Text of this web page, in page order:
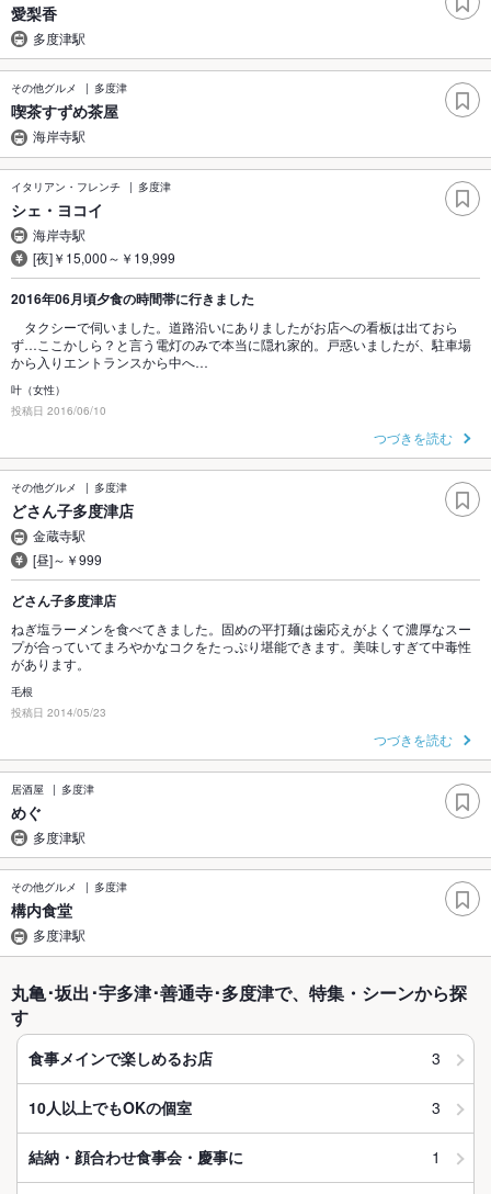
愛梨香
多度津駅
その他グルメ 多度津
喫茶すずめ茶屋
海岸寺駅
イタリアン・フレンチ 多度津
シェ・ヨコイ
海岸寺駅
[夜]￥15,000～￥19,999
2016年06月頃夕食の時間帯に行きました
タクシーで伺いました。道路沿いにありましたがお店への看板は出ておら
ず…ここかしら？と言う電灯のみで本当に隠れ家的。戸惑いましたが、駐車場
から入りエントランスから中へ…
叶（女性）
投稿日 2016/06/10
つづきを読む
その他グルメ 多度津
どさん子多度津店
金蔵寺駅
[昼]～￥999
どさん子多度津店
ねぎ塩ラーメンを食べてきました。固めの平打麺は歯応えがよくて濃厚なスー
プが合っていてまろやかなコクをたっぷり堪能できます。美味しすぎて中毒性
があります。
毛根
投稿日 2014/05/23
つづきを読む
居酒屋 多度津
めぐ
多度津駅
その他グルメ 多度津
構内食堂
多度津駅
丸亀･坂出･宇多津･善通寺･多度津で、特集・シーンから探
す
食事メインで楽しめるお店 3
10人以上でもOKの個室 3
結納・顔合わせ食事会・慶事に 1